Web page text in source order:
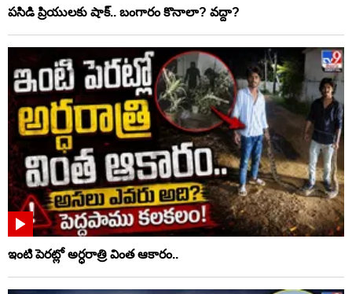
పసిడి ప్రియులకు షాక్‌.. బంగారం కొనాలా? వద్దా?
ఇంటి పెరట్లో అర్ధరాత్రి వింత ఆకారం..